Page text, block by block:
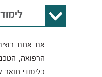
אם אתם
הרפואה,
כלימודי